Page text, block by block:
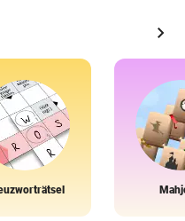
chevron_right